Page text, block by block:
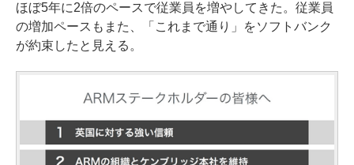
ほぼ5年に2倍のペースで従業員を増やしてきた。従業員
の増加ペースもまた、「これまで通り」をソフトバンク
が約束したと見える。